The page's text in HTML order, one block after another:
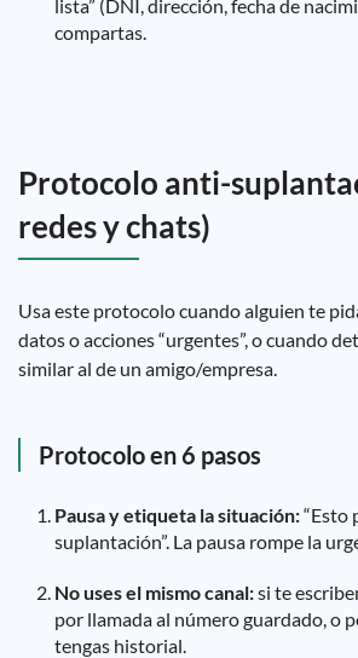
lista” (DNI, dirección, fecha de
compartas.
Protocolo anti-
redes y chats)
Usa este protocolo cuando alguien te
datos o acciones “urgentes”, o cuando
similar al de un amigo/empresa.
Protocolo en 6 pasos
Pausa y etiqueta la situación:“Esto
suplantación”. La pausa rompe la
No uses el mismo canal:si te
por llamada al número guardado, o
tengas historial.